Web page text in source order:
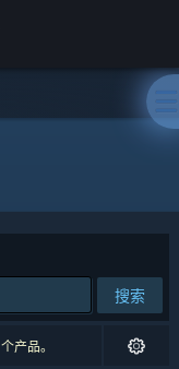
搜索
产品。